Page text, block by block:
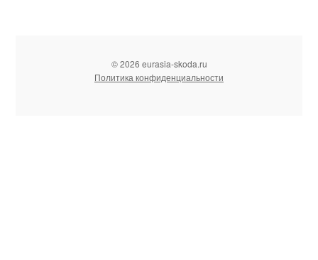
© 2026 eurasia-skoda.ru
Политика конфиденциальности